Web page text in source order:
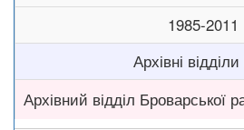
1985-2011
Архівні
Архівний відділ Броварської